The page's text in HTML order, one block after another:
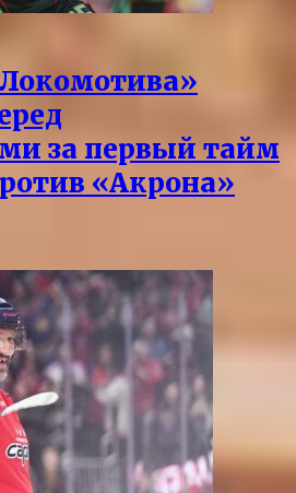
за первый тайм
«Акрона»